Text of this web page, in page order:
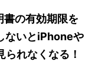
書の有効期限を
ないとiPhoneや
れなくなる！